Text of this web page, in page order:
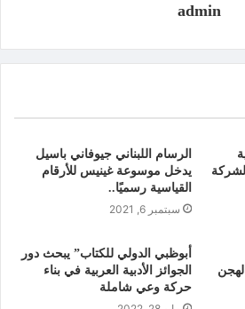
admin
لشركة
الرسام اللبناني جيوفاني باسيل
يدخل موسوعة غينيس للأرقام
القياسية رسميًا..
سبتمبر 6, 2021
أبوظبي الدولي للكتاب” يبحث دور
الجوائز الأدبية العربية في بناء
حركة وعي شاملة